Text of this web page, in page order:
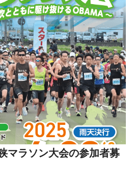
マラソン大会の参加者募